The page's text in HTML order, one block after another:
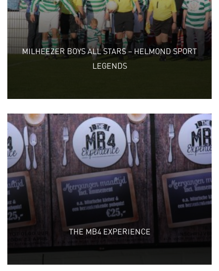
MILHEEZER BOYS ALL STARS – HELMOND SPORT
LEGENDS
THE MB4 EXPERIENCE